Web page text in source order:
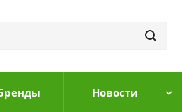
Новости